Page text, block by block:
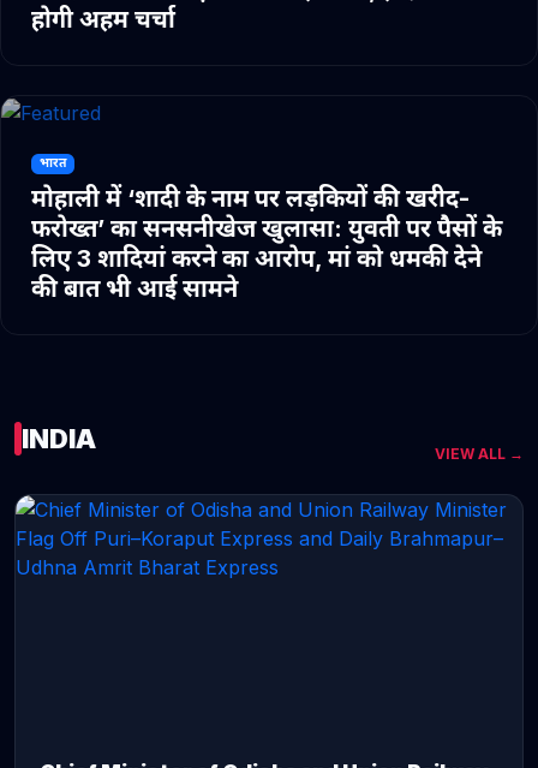
होगी अहम चर्चा
भारत
मोहाली में ‘शादी के नाम पर लड़कियों की खरीद-
फरोख्त’ का सनसनीखेज खुलासा: युवती पर पैसों के
लिए 3 शादियां करने का आरोप, मां को धमकी देने
की बात भी आई सामने
INDIA VIEW ALL →